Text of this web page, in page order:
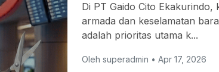
Di PT Gaido Cito Ekakurindo,
armada dan keselamatan
adalah prioritas utama k...
Oleh superadmin • Apr 17, 2026